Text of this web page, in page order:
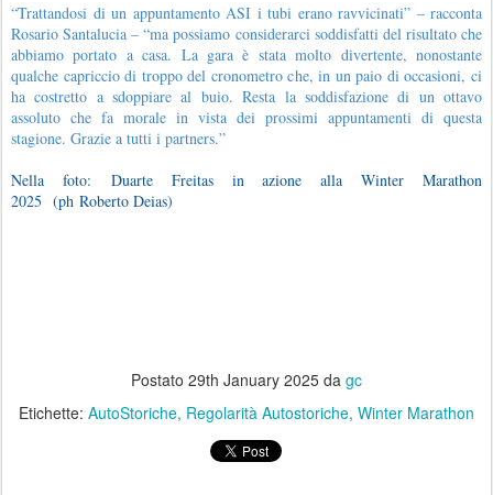
“Trattandosi di un appuntamento ASI i tubi erano ravvicinati” – racconta
Rosario Santalucia – “ma possiamo considerarci soddisfatti del risultato che
abbiamo portato a casa. La gara è stata molto divertente, nonostante
qualche capriccio di troppo del cronometro che, in un paio di occasioni, ci
ha costretto a sdoppiare al buio. Resta la soddisfazione di un ottavo
assoluto che fa morale in vista dei prossimi appuntamenti di questa
stagione. Grazie a tutti i partners.”
Nella foto: Duarte Freitas in azione alla Winter Marathon
2025 (ph Roberto Deias)
Postato 29th January 2025 da gc
Etichette: AutoStoriche Regolarità Autostoriche Winter Marathon